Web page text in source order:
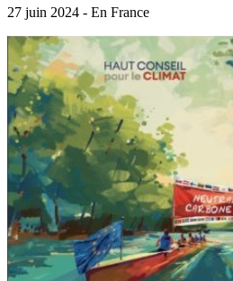
27 juin 2024 - En France